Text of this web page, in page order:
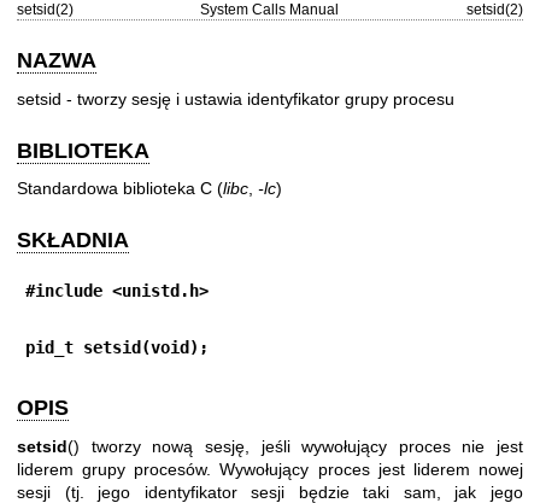
setsid(2) System Calls Manual setsid(2)
NAZWA
setsid - tworzy sesję i ustawia identyfikator grupy procesu
BIBLIOTEKA
Standardowa biblioteka C (libc -lc)
SKŁADNIA
#include <unistd.h>
pid_t setsid(void);
OPIS
setsid() tworzy nową sesję, jeśli wywołujący proces nie jest
liderem grupy procesów. Wywołujący proces jest liderem nowej
sesji (tj. jego identyfikator sesji będzie taki sam, jak jego